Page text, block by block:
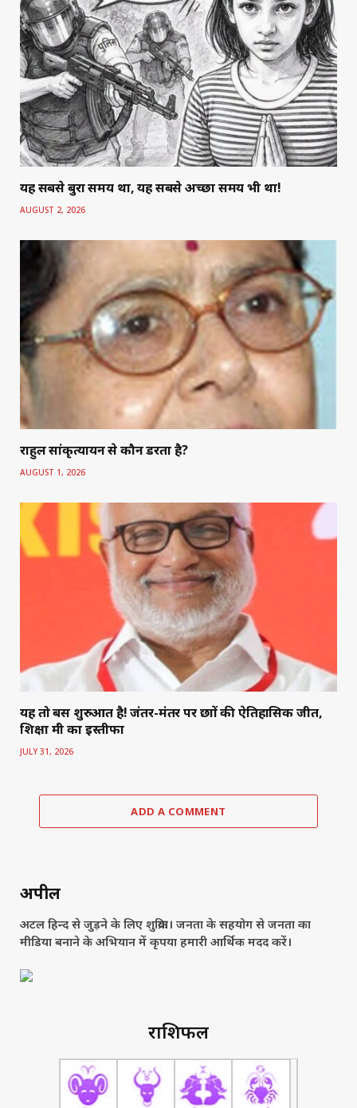
यह सबसे बुरा समय था, यह सबसे अच्छा समय भी था!
AUGUST 2, 2026
राहुल सांकृत्यायन से कौन डरता है?
AUGUST 1, 2026
यह तो बस शुरुआत है! जंतर-मंतर पर छात्रों की ऐतिहासिक जीत,
शिक्षा मंत्री का इस्तीफा
JULY 31, 2026
ADD A COMMENT
अपील
अटल हिन्द से जुड़ने के लिए शुक्रिया। जनता के सहयोग से जनता का
मीडिया बनाने के अभियान में कृपया हमारी आर्थिक मदद करें।
राशिफल